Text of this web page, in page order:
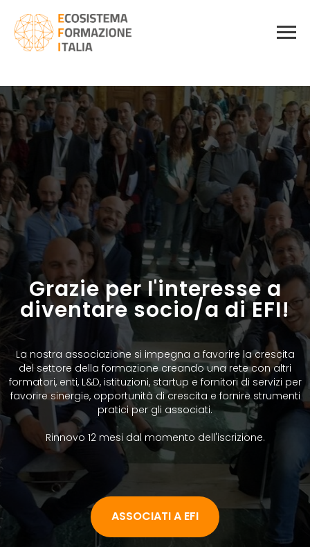
Grazie per l'interesse a
diventare socio/a di EFI!
La nostra associazione si impegna a favorire la crescita
del settore della formazione creando una rete con altri
formatori, enti, L&D, istituzioni, startup e fornitori di servizi per
favorire sinergie, opportunità di crescita e fornire strumenti
pratici per gli associati.
Rinnovo 12 mesi dal momento dell'iscrizione.
ASSOCIATI A EFI